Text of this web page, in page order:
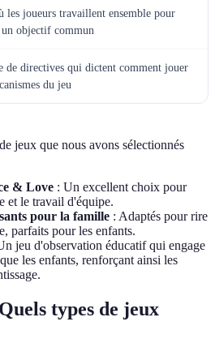
les joueurs travaillent ensemble pour
objectif commun
de directives qui dictent comment jouer
du jeu
jeux que nous avons sélectionnés
& Love : Un excellent choix pour
et le travail d'équipe.
pour la famille : Adaptés pour rire
parfaits pour les enfants.
jeu d'observation éducatif qui engage
les enfants, renforçant ainsi les
types de jeux